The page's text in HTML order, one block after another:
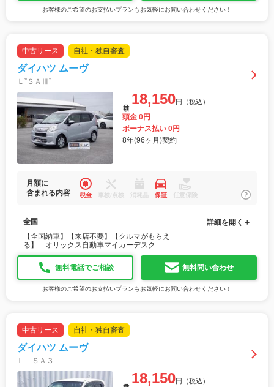
お客様のご希望のお支払いプランもお気軽にお問い合わせください！
中古リース 自社・独自審査
ダイハツ ムーヴ
Ｌ”ＳＡⅢ”
18,150円（税込）
頭金 0円
ボーナス払い 0円
8年(96ヶ月)契約
月額に
含まれる内容
税金 車検/点検 消耗品 保証 任意保険
全国
【全国納車】【来店不要】【クルマがもらえ
る】 オリックス自動車マイカーデスク
詳細を開く＋
無料電話でご相談 無料問い合わせ
お客様のご希望のお支払いプランもお気軽にお問い合わせください！
中古リース 自社・独自審査
ダイハツ ムーヴ
Ｌ ＳＡ３
18,150円（税込）